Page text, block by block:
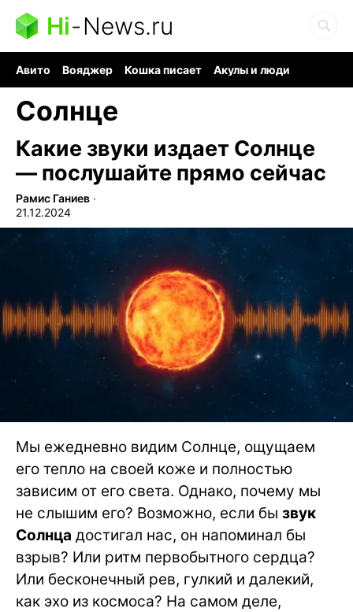
Hi-News.ru
Авито Вояджер Кошка писает
Акулы и люди
Солнце
Какие звуки издает Солнце
— послушайте прямо сейчас
Рамис Ганиев ∙
21.12.2024
Мы ежедневно видим Солнце, ощущаем
его тепло на своей коже и полностью
зависим от его света. Однако, почему мы
не слышим его? Возможно, если бы звук
Солнца достигал нас, он напоминал бы
взрыв? Или ритм первобытного сердца?
Или бесконечный рев, гулкий и далекий,
как эхо из космоса? На самом деле,